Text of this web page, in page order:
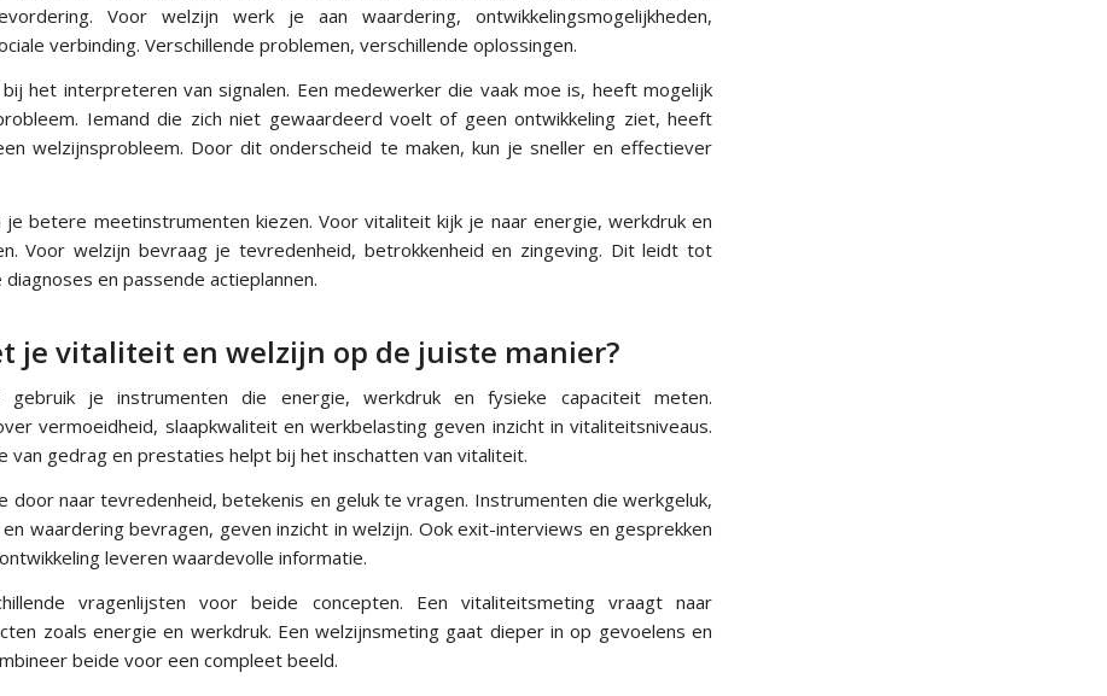
Voor welzijn werk je aan waardering, ontwikkelingsmogelijkheden,
verbinding. Verschillende problemen, verschillende oplossingen.
het interpreteren van signalen. Een medewerker die vaak moe is, heeft mogelijk
Iemand die zich niet gewaardeerd voelt of geen ontwikkeling ziet, heeft
welzijnsprobleem. Door dit onderscheid te maken, kun je sneller en effectiever
je betere meetinstrumenten kiezen. Voor vitaliteit kijk je naar energie, werkdruk en
Voor welzijn bevraag je tevredenheid, betrokkenheid en zingeving. Dit leidt tot
en passende actieplannen.
je vitaliteit en welzijn op de juiste manier?
gebruik je instrumenten die energie, werkdruk en fysieke capaciteit meten.
vermoeidheid, slaapkwaliteit en werkbelasting geven inzicht in vitaliteitsniveaus.
van gedrag en prestaties helpt bij het inschatten van vitaliteit.
door naar tevredenheid, betekenis en geluk te vragen. Instrumenten die werkgeluk,
waardering bevragen, geven inzicht in welzijn. Ook exit-interviews en gesprekken
leveren waardevolle informatie.
vragenlijsten voor beide concepten. Een vitaliteitsmeting vraagt naar
zoals energie en werkdruk. Een welzijnsmeting gaat dieper in op gevoelens en
beide voor een compleet beeld.